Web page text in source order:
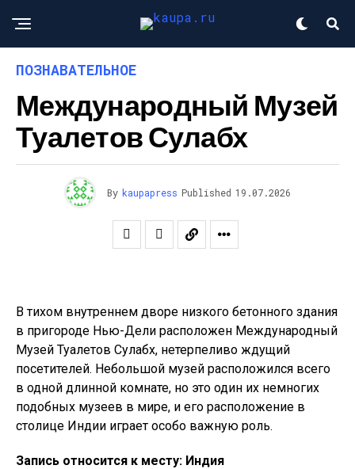
ПОЗНАВАТЕЛЬНОЕ
Международный Музей
Туалетов Сулабх
By kaupapress Published 19.07.2026
В тихом внутреннем дворе низкого бетонного здания
в пригороде Нью-Дели расположен Международный
Музей Туалетов Сулабх, нетерпеливо ждущий
посетителей. Небольшой музей расположился всего
в одной длинной комнате, но это один их немногих
подобных музеев в мире, и его расположение в
столице Индии играет особо важную роль.
Запись относится к месту: Индия